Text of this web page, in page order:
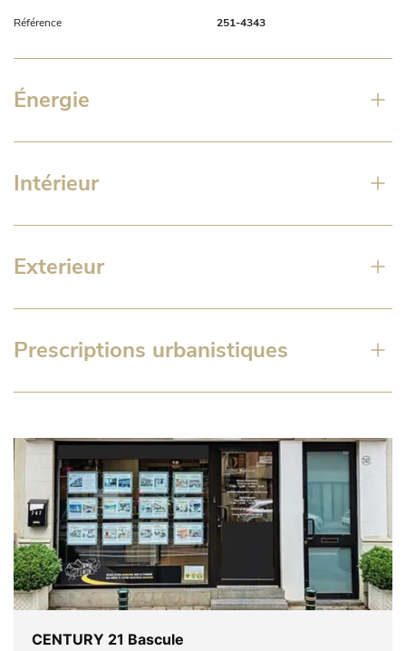
Référence
251-4343
Énergie
Intérieur
Exterieur
Prescriptions urbanistiques
CENTURY 21 Bascule